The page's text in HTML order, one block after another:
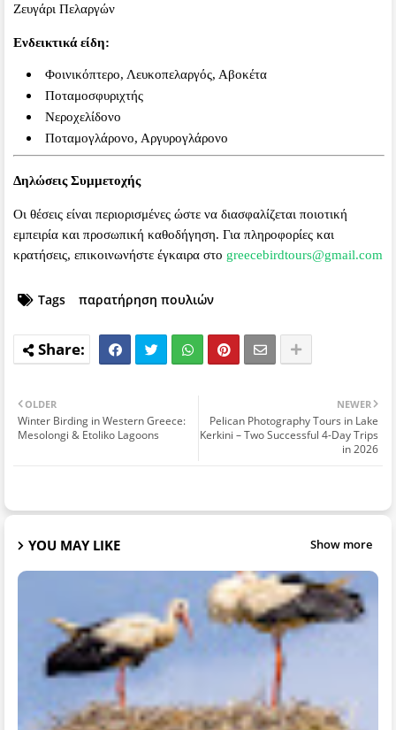
Ζευγάρι Πελαργών
Ενδεικτικά είδη:
Φοινικόπτερο, Λευκοπελαργός, Αβοκέτα
Ποταμοσφυριχτής
Νεροχελίδονο
Ποταμογλάρονο, Αργυρογλάρονο
Δηλώσεις Συμμετοχής
Οι θέσεις είναι περιορισμένες ώστε να διασφαλίζεται ποιοτική
εμπειρία και προσωπική καθοδήγηση. Για πληροφορίες και
κρατήσεις, επικοινωνήστε έγκαιρα στο greecebirdtours@gmail.com
Tags παρατήρηση πουλιών
NEWER
Pelican Photography Tours in Lake
Kerkini – Two Successful 4-Day Trips
in 2026
OLDER
Winter Birding in Western Greece:
Mesolongi & Etoliko Lagoons
YOU MAY LIKE Show more